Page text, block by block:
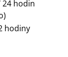
24 hodin
hodiny